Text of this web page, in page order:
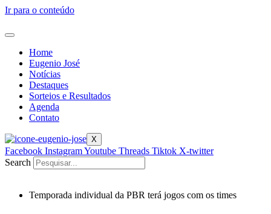
Ir para o conteúdo
Home
Eugenio José
Notícias
Destaques
Sorteios e Resultados
Agenda
Contato
X
Facebook InstagramYoutube Threads Tiktok X-twitter
Search
Temporada individual da PBR terá jogos com os times